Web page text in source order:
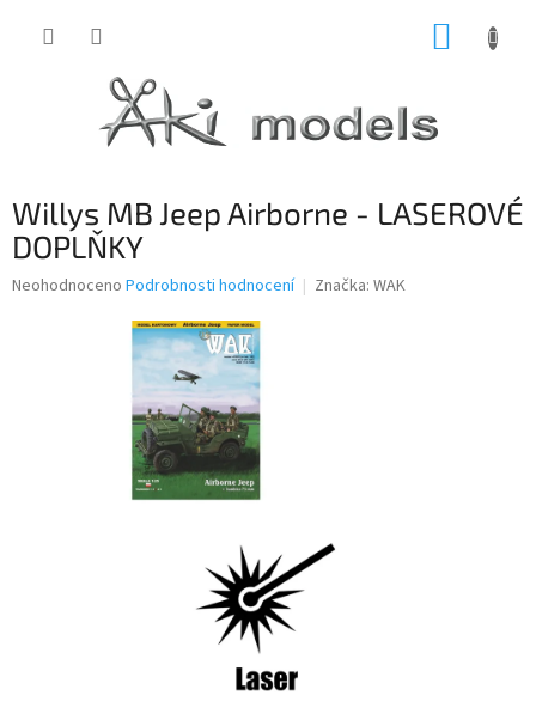
Willys MB Jeep Airborne - LASEROVÉ
DOPLŇKY
Průměrné
Neohodnoceno Podrobnosti hodnocení Značka: WAK